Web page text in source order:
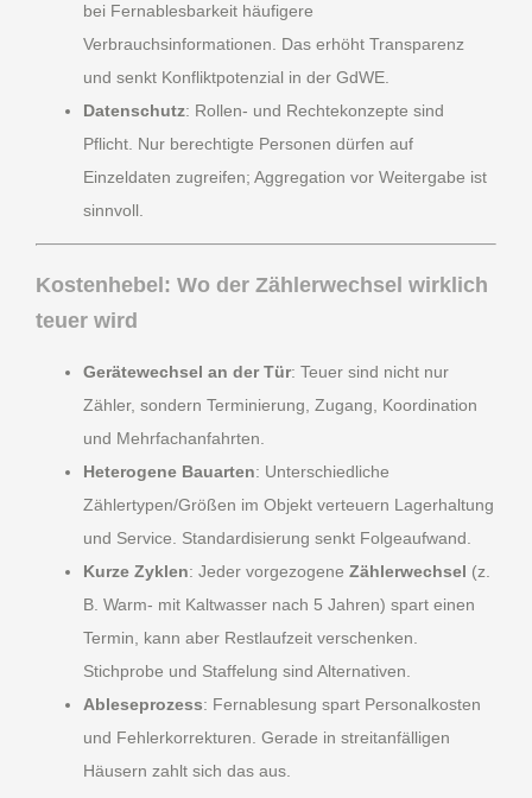
bei Fernablesbarkeit häufigere
Verbrauchsinformationen. Das erhöht Transparenz
und senkt Konfliktpotenzial in der GdWE.
Datenschutz: Rollen- und Rechtekonzepte sind
Pflicht. Nur berechtigte Personen dürfen auf
Einzeldaten zugreifen; Aggregation vor Weitergabe ist
sinnvoll.
Kostenhebel: Wo der Zählerwechsel wirklich
teuer wird
Gerätewechsel an der Tür: Teuer sind nicht nur
Zähler, sondern Terminierung, Zugang, Koordination
und Mehrfachanfahrten.
Heterogene Bauarten: Unterschiedliche
Zählertypen/Größen im Objekt verteuern Lagerhaltung
und Service. Standardisierung senkt Folgeaufwand.
Kurze Zyklen: Jeder vorgezogene Zählerwechsel (z.
B. Warm- mit Kaltwasser nach 5 Jahren) spart einen
Termin, kann aber Restlaufzeit verschenken.
Stichprobe und Staffelung sind Alternativen.
Ableseprozess: Fernablesung spart Personalkosten
und Fehlerkorrekturen. Gerade in streitanfälligen
Häusern zahlt sich das aus.